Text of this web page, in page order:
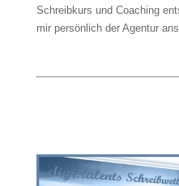
Schreibkurs und Coaching
mir persönlich der Agentur